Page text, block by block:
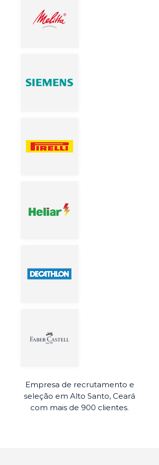
Empresa de recrutamento e
seleção em Alto Santo, Ceará
com mais de 900 clientes.